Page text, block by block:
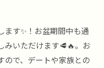
す✨！お盆期間中も通
みいただけます🥩🔥。お
ので、デートや家族との